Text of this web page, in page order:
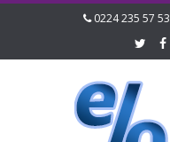
0224 235 57 53